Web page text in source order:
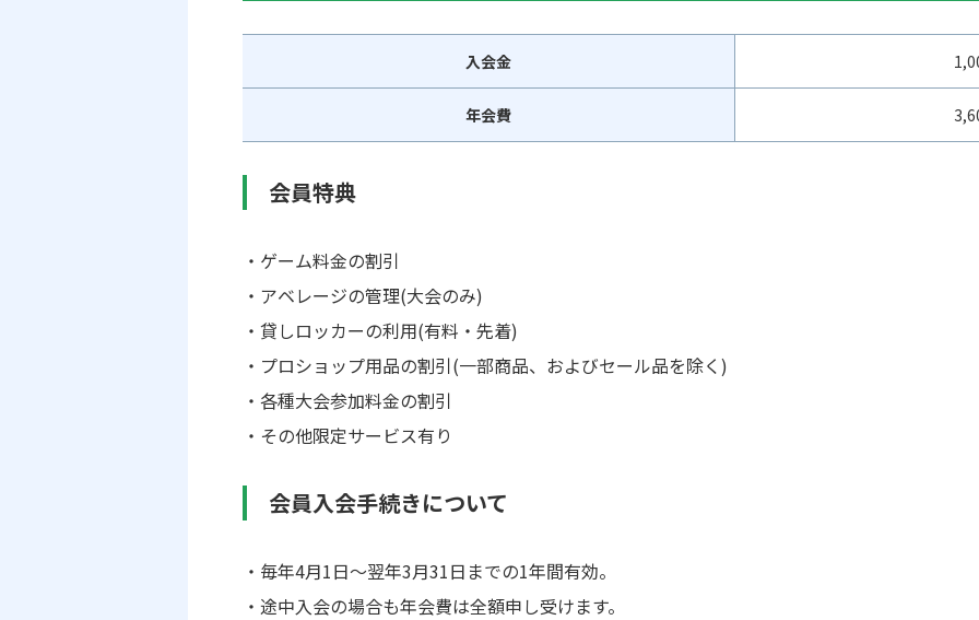
入会金
年会費
会員特典
ゲーム料金の割引
アベレージの管理(大会のみ)
貸しロッカーの利用(有料・先着)
プロショップ用品の割引(一部商品、およびセール品を除く)
各種大会参加料金の割引
その他限定サービス有り
会員入会手続きについて
毎年4月1日～翌年3月31日までの1年間有効。
途中入会の場合も年会費は全額申し受けます。